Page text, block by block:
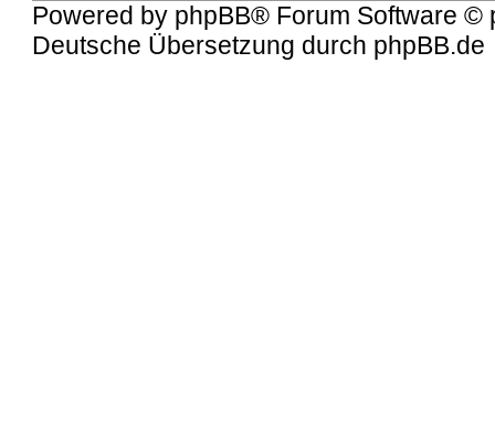
Powered by phpBB® Forum Software ©
Deutsche Übersetzung durch phpBB.de